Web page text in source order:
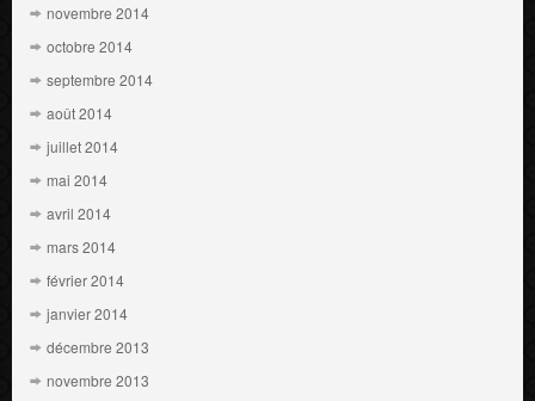
novembre 2014
octobre 2014
septembre 2014
août 2014
juillet 2014
mai 2014
avril 2014
mars 2014
février 2014
janvier 2014
décembre 2013
novembre 2013